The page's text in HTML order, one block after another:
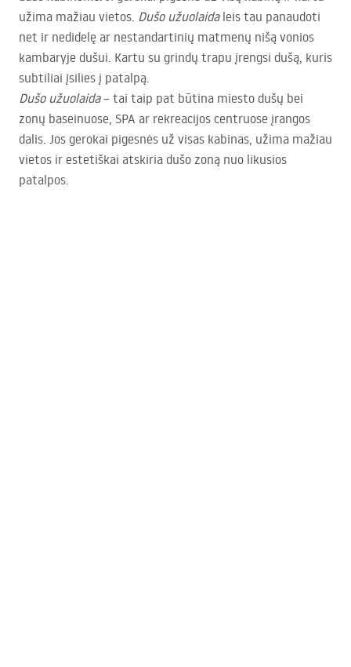
užima mažiau vietos. Dušo užuolaidaleis tau panaudoti
net ir nedidelę ar nestandartinių matmenų nišą vonios
kambaryje dušui. Kartu su grindų trapu įrengsi dušą, kuris
subtiliai įsilies į patalpą.
Dušo užuolaida– tai taip pat būtina miesto dušų bei
zonų baseinuose, SPA ar rekreacijos centruose įrangos
dalis. Jos gerokai pigesnės už visas kabinas, užima mažiau
vietos ir estetiškai atskiria dušo zoną nuo likusios
patalpos.